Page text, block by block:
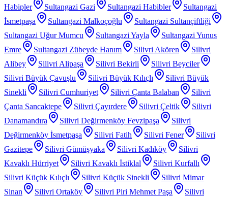
Habipler
Sultangazi Gazi Sultangazi Habibler
Sultangazi
İsmetpaşa
Sultangazi Malkoçoğlu
Sultangazi Sultançiftliği
Sultangazi Uğur Mumcu
Sultangazi Yayla
Sultangazi Yunus
Emre
Sultangazi Zübeyde Hanım Silivri Akören
Silivri
Alibey
Silivri Alipaşa Silivri Bekirli
Silivri Beyciler
Silivri Büyük Çavuşlu
Silivri Büyük Kılıçlı
Silivri Büyük
Sinekli
Silivri Cumhuriyet Silivri Çanta Balaban
Silivri
Çanta Sancaktepe
Silivri Çayırdere Silivri Çeltik
Silivri
Danamandıra
Silivri Değirmenköy Fevzipaşa
Silivri
Değirmenköy İsmetpaşa
Silivri Fatih Silivri Fener
Silivri
Gazitepe
Silivri Gümüşyaka Silivri Kadıköy
Silivri
Kavaklı Hürriyet
Silivri Kavaklı İstiklal
Silivri Kurfallı
Silivri Küçük Kılıçlı
Silivri Küçük Sinekli
Silivri Mimar
Sinan
Silivri Ortaköy Silivri Piri Mehmet Paşa
Silivri